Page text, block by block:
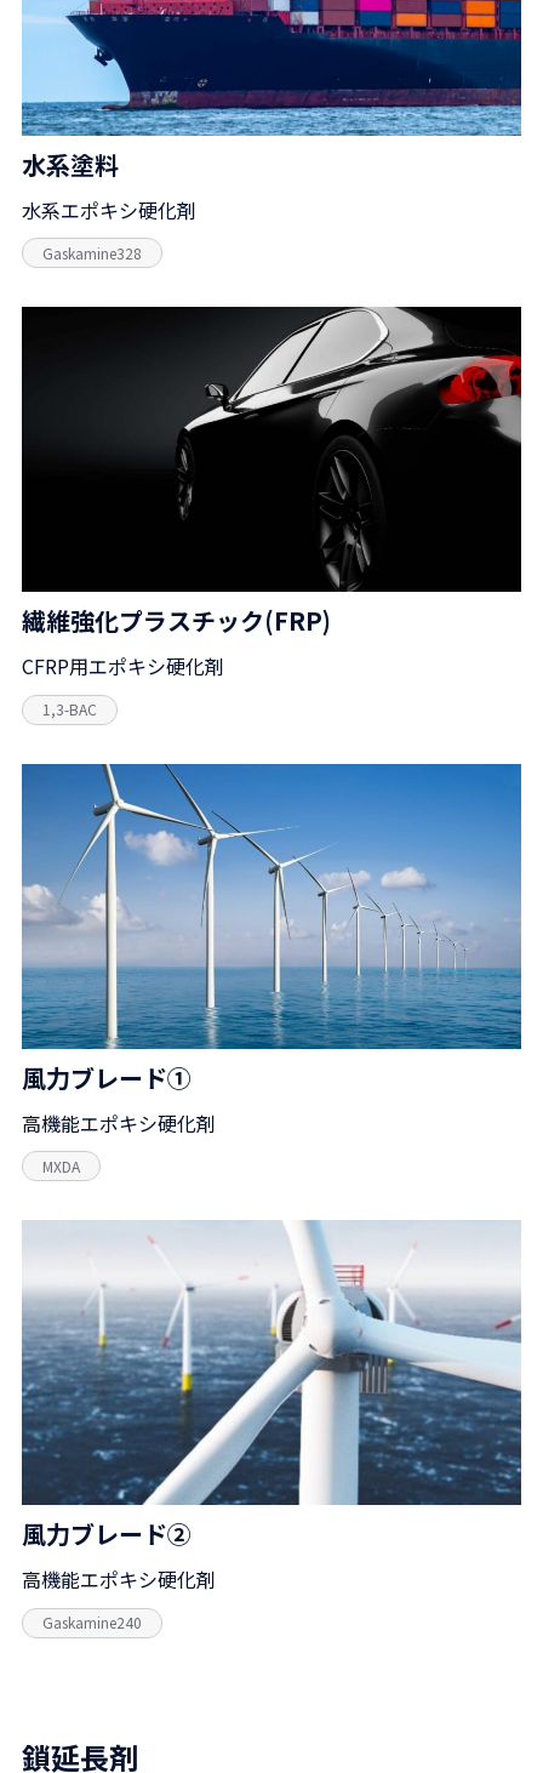
水系塗料
水系エポキシ硬化剤
Gaskamine328
繊維強化プラスチック(FRP)
CFRP用エポキシ硬化剤
1,3-BAC
風力ブレード①
高機能エポキシ硬化剤
MXDA
風力ブレード②
高機能エポキシ硬化剤
Gaskamine240
鎖延長剤